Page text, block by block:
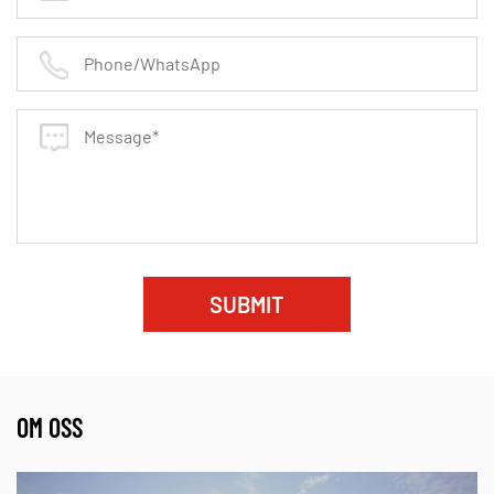
✔ Olje- och gasledningar
✔ Kemisk och petrokemisk bearbetning
✔ Farmaceutiska och livsmedelsindustrier
✔ Kraftverk
Längre liv - Överlägsen hållbarhet minskar
Nollläckage - säkerställer en tät tätning även under
SUBMIT
OM OSS